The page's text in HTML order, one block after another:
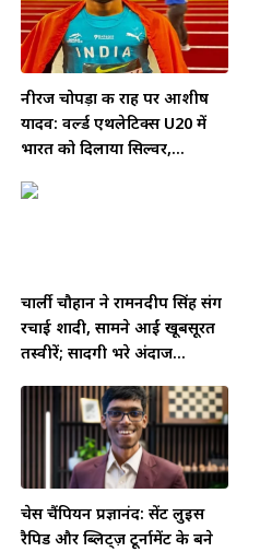
नीरज चोपड़ा की राह पर आशीष
यादव: वर्ल्ड एथलेटिक्स U20 में
भारत को दिलाया सिल्वर,...
चार्ली चौहान ने रामनदीप सिंह संग
रचाई शादी, सामने आईं खूबसूरत
तस्वीरें; सादगी भरे अंदाज...
चेस चैंपियन प्रज्ञानंद: सेंट लुइस
रैपिड और ब्लिट्ज़ टूर्नामेंट के बने